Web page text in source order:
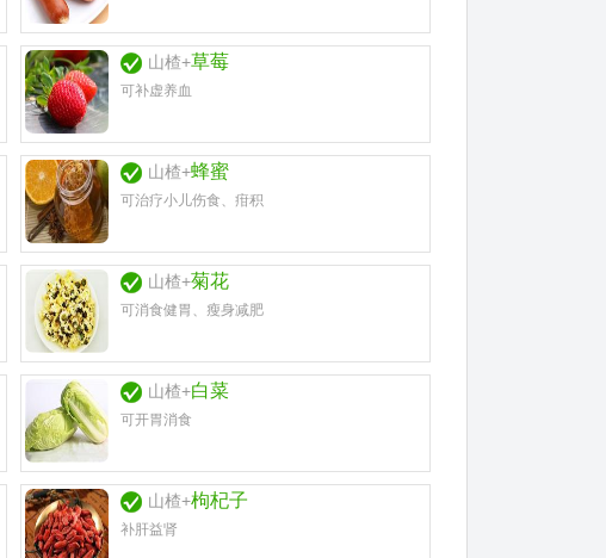
山楂+草莓
可补虚养血
山楂+蜂蜜
可治疗小儿伤食、疳积
山楂+菊花
可消食健胃、瘦身减肥
山楂+白菜
可开胃消食
山楂+枸杞子
补肝益肾